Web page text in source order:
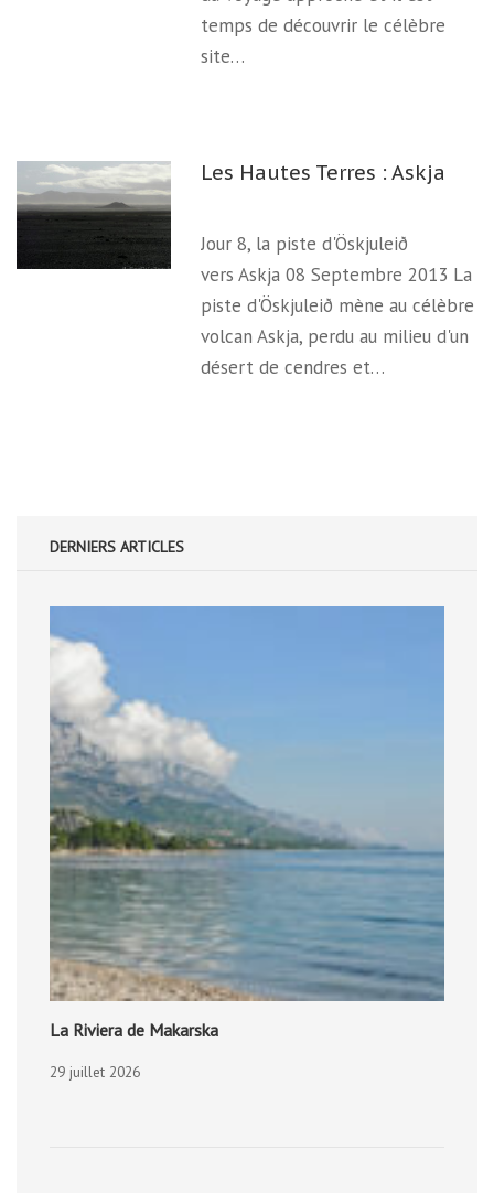
temps de découvrir le célèbre
site…
Les Hautes Terres : Askja
Jour 8, la piste d'Öskjuleið
vers Askja 08 Septembre 2013 La
piste d'Öskjuleið mène au célèbre
volcan Askja, perdu au milieu d'un
désert de cendres et…
DERNIERS ARTICLES
La Riviera de Makarska
29 juillet 2026